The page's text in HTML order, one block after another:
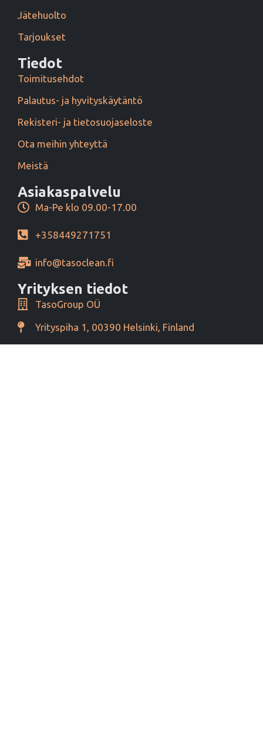
Jätehuolto
Tarjoukset
Tiedot
Toimitusehdot
Palautus- ja hyvityskäytäntö
Rekisteri- ja tietosuojaseloste
Ota meihin yhteyttä
Meistä
Asiakaspalvelu
Ma-Pe klo 09.00-17.00
+358449271751
info@tasoclean.fi
Yrityksen tiedot
TasoGroup OÜ
Yrityspiha 1, 00390 Helsinki, Finland